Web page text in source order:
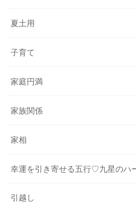
夏土用
子育て
家庭円満
家族関係
家相
幸運を引き寄せる五行♡九星のハ
引越し